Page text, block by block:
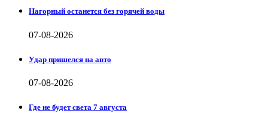
Нагорный останется без горячей воды
07-08-2026
Удар пришелся на авто
07-08-2026
Где не будет света 7 августа